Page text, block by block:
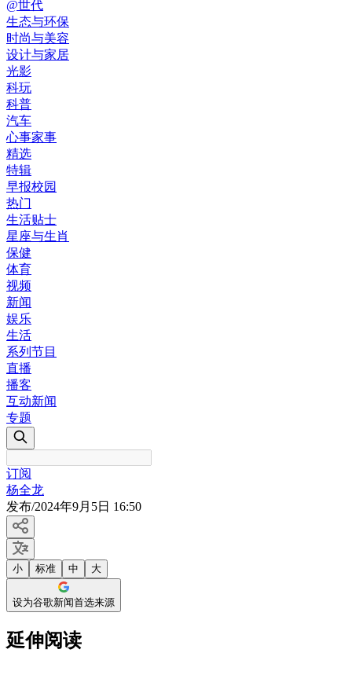
@世代
生态与环保
时尚与美容
设计与家居
光影
科玩
科普
汽车
心事家事
精选
特辑
早报校园
热门
生活贴士
星座与生肖
保健
体育
视频
新闻
娱乐
生活
系列节目
直播
播客
互动新闻
专题
订阅
杨全龙
发布/2024年9月5日 16:50
小 标准 中 大
设为谷歌新闻首选来源
延伸阅读